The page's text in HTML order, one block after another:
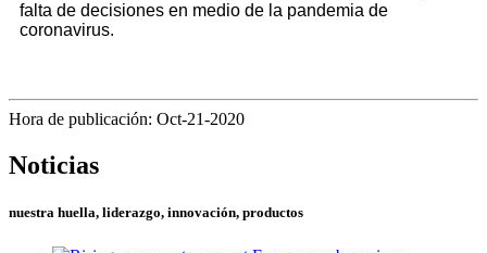
falta de decisiones en medio de la pandemia de
coronavirus.
Hora de publicación: Oct-21-2020
Noticias
nuestra huella, liderazgo, innovación, productos